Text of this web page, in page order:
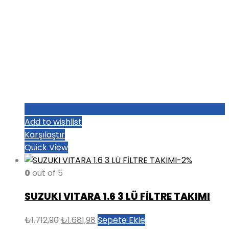
Add to wishlist
Karşılaştır
Quick View
-2%
0 out of 5
SUZUKI VITARA 1.6 3 LÜ FİLTRE TAKIMI
₺1.712,90Orijinal
₺1.681,98 Şu
Sepete Ekle